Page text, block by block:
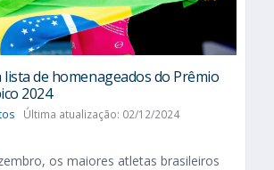
lista de homenageados do Prêmio
2024
Última atualização: 02/12/2024
os maiores atletas brasileiros